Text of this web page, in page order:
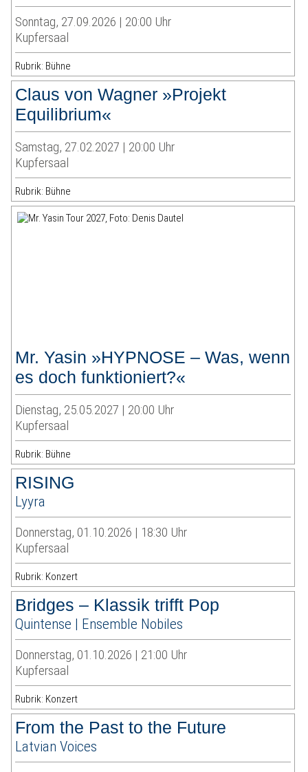
Sonntag, 27.09.2026 | 20:00 Uhr
Kupfersaal
Rubrik: Bühne
Claus von Wagner »Projekt
Equilibrium«
Samstag, 27.02.2027 | 20:00 Uhr
Kupfersaal
Rubrik: Bühne
Mr. Yasin »HYPNOSE – Was, wenn
es doch funktioniert?«
Dienstag, 25.05.2027 | 20:00 Uhr
Kupfersaal
Rubrik: Bühne
RISING
Lyyra
Donnerstag, 01.10.2026 | 18:30 Uhr
Kupfersaal
Rubrik: Konzert
Bridges – Klassik trifft Pop
Quintense | Ensemble Nobiles
Donnerstag, 01.10.2026 | 21:00 Uhr
Kupfersaal
Rubrik: Konzert
From the Past to the Future
Latvian Voices